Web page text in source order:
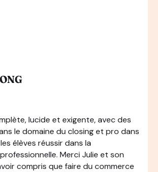
lucide et exigente, avec des
le domaine du closing et pro dans
élèves réussir dans la
Merci Julie et son
compris que faire du commerce